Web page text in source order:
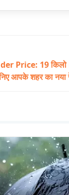
Price: 19 किलो
आपके शहर का नया